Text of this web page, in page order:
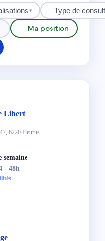
▾ Type de
Ma position
Libert
6220 Fleurus
semaine
- 48h